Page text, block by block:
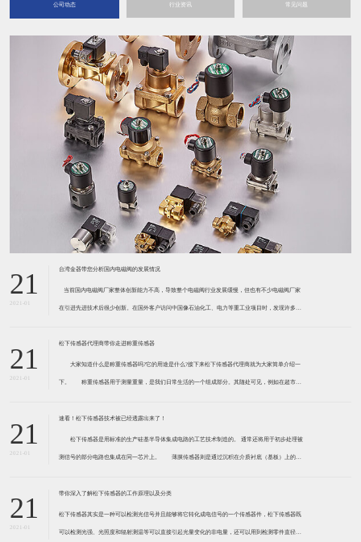
公司动态 行业资讯 常见问题
21
2021-01
台湾金器带您分析国内电磁阀的发展情况
​ 当前国内电磁阀厂家整体创新能力不高，导致整个电磁阀行业发展缓慢，但也有不少电磁阀厂家
在引进先进技术后很少创新。在国外客户访问中国像石油化工、电力等重工业项目时，发现许多项
21
2021-01
松下传感器代理商带你走进称重传感器
大家知道什么是称重传感器吗?它的用途是什么?接下来松下传感器代理商就为大家简单介绍一
下。 称重传感器用于测量重量，是我们日常生活的一个组成部分。其随处可见，例如在超市柜
带有应变片的弹性体组成。弹性体通常由钢
21
2021-01
速看！松下传感器技术被已经透露出来了！
松下传感器是用标准的生产硅基半导体集成电路的工艺技术制造的。 通常还将用于初步处理被
测信号的部分电路也集成在同一芯片上。 薄膜传感器则是通过沉积在介质衬底（基板）上的，
器是利用相应材料的浆料，涂覆在陶瓷基片上
21
2021-01
带你深入了解松下传感器的工作原理以及分类
松下传感器其实是一种可以检测光信号并且能够将它转化成电信号的一个传感器件，松下传感器既
可以检测光强、光照度和辐射测温等可以直接引起光量变化的非电量，还可以用到检测零件直径、